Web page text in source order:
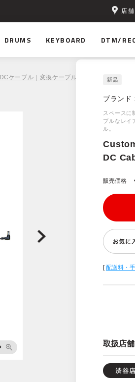
店
DRUMS KEYBOARD DTM/
DCケーブル｜変換ケーブル > Custom Audio
ブランド :
スペースに
ブルなレイ
ル。
DC
販売価格
[配送料・
取扱店舗